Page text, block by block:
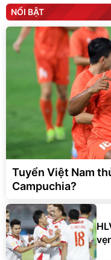
NỔI BẬT
Tuyển Việt Nam
Campuchia?